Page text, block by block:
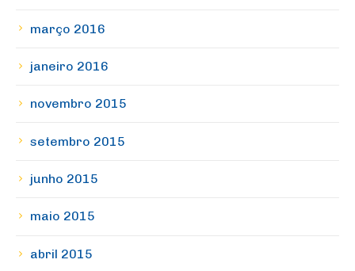
março 2016
janeiro 2016
novembro 2015
setembro 2015
junho 2015
maio 2015
abril 2015